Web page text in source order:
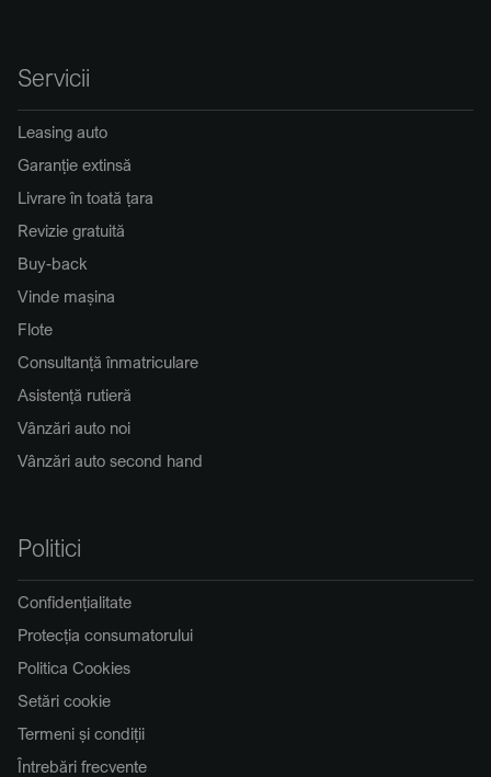
Servicii
Leasing auto
Garanție extinsă
Livrare în toată țara
Revizie gratuită
Buy-back
Vinde mașina
Flote
Consultanță înmatriculare
Asistență rutieră
Vânzări auto noi
Vânzări auto second hand
Politici
Confidențialitate
Protecția consumatorului
Politica Cookies
Setări cookie
Termeni și condiții
Întrebări frecvente